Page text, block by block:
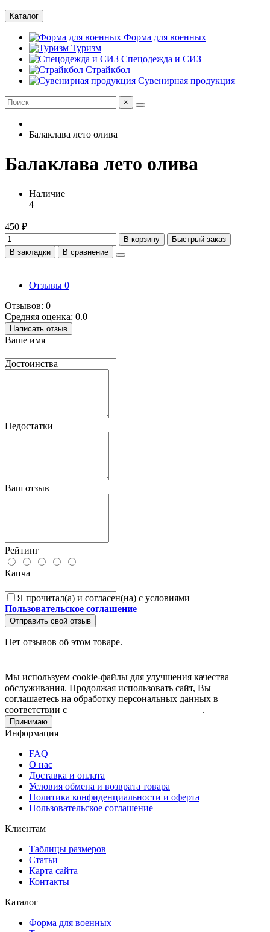
Каталог
Форма для военных
Туризм
Спецодежда и СИЗ
Страйкбол
Сувенирная продукция
×
Балаклава лето олива
Балаклава лето олива
Наличие
4
450 ₽
В корзину
Быстрый заказ
В закладки
В сравнение
Отзывы 0
Отзывов: 0
Средняя оценка: 0.0
Написать отзыв
Ваше имя
Достоинства
Недостатки
Ваш отзыв
Рейтинг
Капча
Я прочитал(а) и согласен(на) с условиями
Пользовательское соглашение
Отправить свой отзыв
Нет отзывов об этом товаре.
Мы используем cookie-файлы для улучшения качества
обслуживания. Продолжая использовать сайт, Вы
соглашаетесь на обработку персональных данных в
соответствии с
.
Принимаю
Информация
FAQ
О нас
Доставка и оплата
Условия обмена и возврата товара
Политика конфиденциальности и оферта
Пользовательское соглашение
Клиентам
Таблицы размеров
Статьи
Карта сайта
Контакты
Каталог
Форма для военных